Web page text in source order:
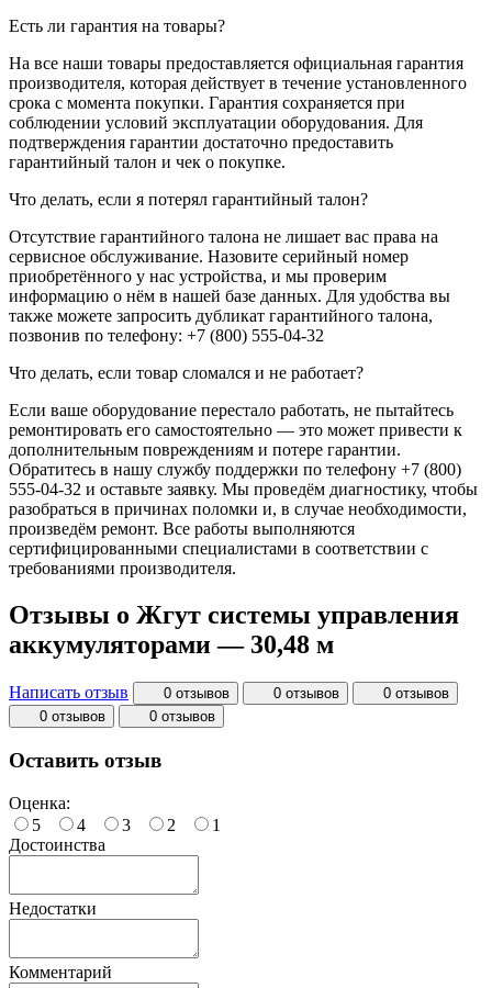
Есть ли гарантия на товары?
На все наши товары предоставляется официальная гарантия
производителя, которая действует в течение установленного
срока с момента покупки. Гарантия сохраняется при
соблюдении условий эксплуатации оборудования. Для
подтверждения гарантии достаточно предоставить
гарантийный талон и чек о покупке.
Что делать, если я потерял гарантийный талон?
Отсутствие гарантийного талона не лишает вас права на
сервисное обслуживание. Назовите серийный номер
приобретённого у нас устройства, и мы проверим
информацию о нём в нашей базе данных. Для удобства вы
также можете запросить дубликат гарантийного талона,
позвонив по телефону: +7 (800) 555-04-32
Что делать, если товар сломался и не работает?
Если ваше оборудование перестало работать, не пытайтесь
ремонтировать его самостоятельно — это может привести к
дополнительным повреждениям и потере гарантии.
Обратитесь в нашу службу поддержки по телефону +7 (800)
555-04-32 и оставьте заявку. Мы проведём диагностику, чтобы
разобраться в причинах поломки и, в случае необходимости,
произведём ремонт. Все работы выполняются
сертифицированными специалистами в соответствии с
требованиями производителя.
Отзывы о Жгут системы управления
аккумуляторами — 30,48 м
Написать отзыв 0 отзывов 0 отзывов
0 отзывов
0 отзывов
0 отзывов
Оставить отзыв
Оценка:
5
4 3 2
1
Достоинства
Недостатки
Комментарий